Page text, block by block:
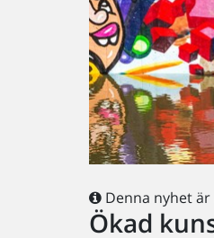
Denna nyhet
Ökad